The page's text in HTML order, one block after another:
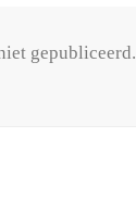
gepubliceerd.